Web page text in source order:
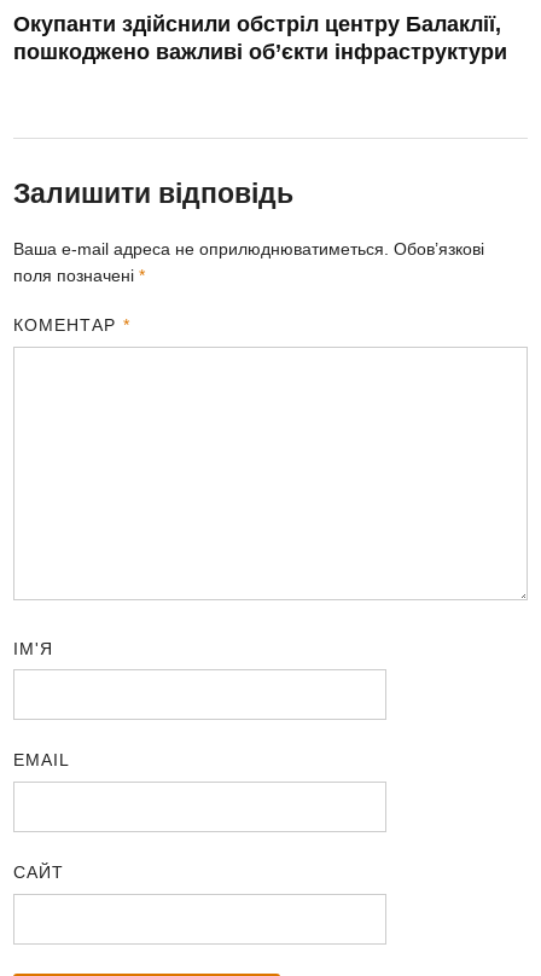
Окупанти здійснили обстріл центру Балаклії,
пошкоджено важливі об’єкти інфраструктури
Залишити відповідь
Ваша e-mail адреса не оприлюднюватиметься. Обов’язкові
поля позначені*
КОМЕНТАР *
ІМ'Я
EMAIL
САЙТ